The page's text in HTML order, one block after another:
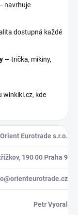
navrhuje
dostupná každé
— trička, mikiny,
winkiki.cz, kde
Orient Eurotrade s.r.o.
190 00 Praha 9
Petr Vyoral